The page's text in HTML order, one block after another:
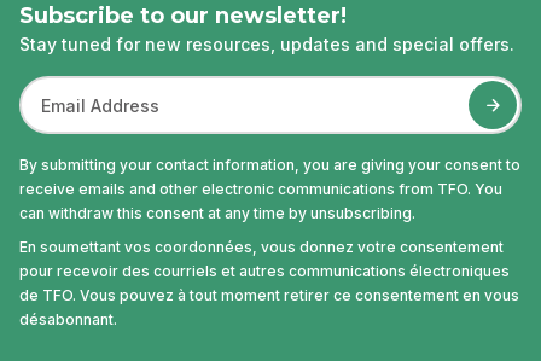
Subscribe to our newsletter!
Stay tuned for new resources, updates and special offers.
By submitting your contact information, you are giving your consent to
receive emails and other electronic communications from TFO. You
can withdraw this consent at any time by unsubscribing.
En soumettant vos coordonnées, vous donnez votre consentement
pour recevoir des courriels et autres communications électroniques
de TFO. Vous pouvez à tout moment retirer ce consentement en vous
désabonnant.